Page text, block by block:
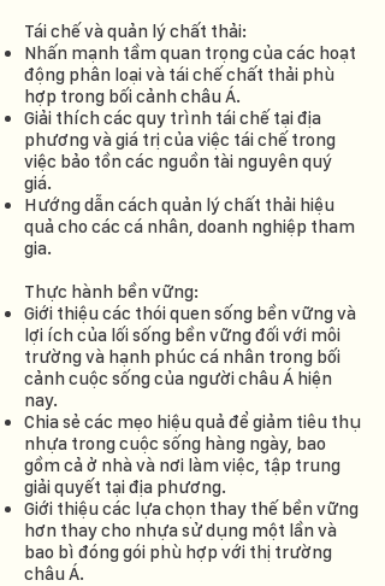
Tái chế và quản lý chất thải:
Nhấn mạnh tầm quan trọng của các hoạt
động phân loại và tái chế chất thải phù
hợp trong bối cảnh châu Á.
Giải thích các quy trình tái chế tại địa
phương và giá trị của việc tái chế trong
việc bảo tồn các nguồn tài nguyên quý
giá.
Hướng dẫn cách quản lý chất thải hiệu
quả cho các cá nhân, doanh nghiệp tham
gia.
Thực hành bền vững:
Giới thiệu các thói quen sống bền vững và
lợi ích của lối sống bền vững đối với môi
trường và hạnh phúc cá nhân trong bối
cảnh cuộc sống của người châu Á hiện
nay.
Chia sẻ các mẹo hiệu quả để giảm tiêu thụ
nhựa trong cuộc sống hàng ngày, bao
gồm cả ở nhà và nơi làm việc, tập trung
giải quyết tại địa phương.
Giới thiệu các lựa chọn thay thế bền vững
hơn thay cho nhựa sử dụng một lần và
bao bì đóng gói phù hợp với thị trường
châu Á.